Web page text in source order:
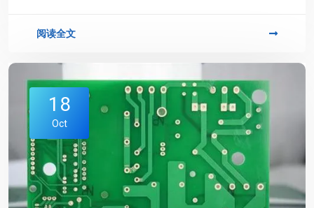
阅读全文
18
Oct